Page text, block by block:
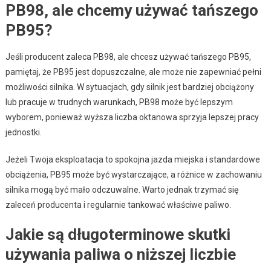
PB98, ale chcemy używać tańszego
PB95?
Jeśli producent zaleca PB98, ale chcesz używać tańszego PB95,
pamiętaj, że PB95 jest dopuszczalne, ale może nie zapewniać pełni
możliwości silnika. W sytuacjach, gdy silnik jest bardziej obciążony
lub pracuje w trudnych warunkach, PB98 może być lepszym
wyborem, ponieważ wyższa liczba oktanowa sprzyja lepszej pracy
jednostki.
Jeżeli Twoja eksploatacja to spokojna jazda miejska i standardowe
obciążenia, PB95 może być wystarczające, a różnice w zachowaniu
silnika mogą być mało odczuwalne. Warto jednak trzymać się
zaleceń producenta i regularnie tankować właściwe paliwo.
Jakie są długoterminowe skutki
używania paliwa o niższej liczbie